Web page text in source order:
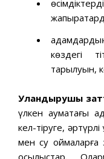
көздегі
тарылуын,
Уландырушы
үлкен аумақтағы
кел-тіруге,
мен су қоймаларға
қосылыстар.